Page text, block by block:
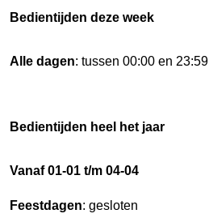
Bedientijden deze week
Alle dagen: tussen 00:00 en 23:59
Bedientijden heel het jaar
Vanaf 01-01 t/m 04-04
Feestdagen: gesloten